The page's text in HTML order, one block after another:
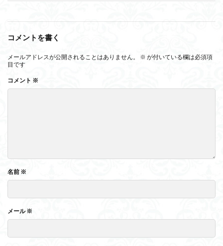
コメントを書く
メールアドレスが公開されることはありません。 ※ が付いている欄は必須項
目です
コメント ※
名前 ※
メール※